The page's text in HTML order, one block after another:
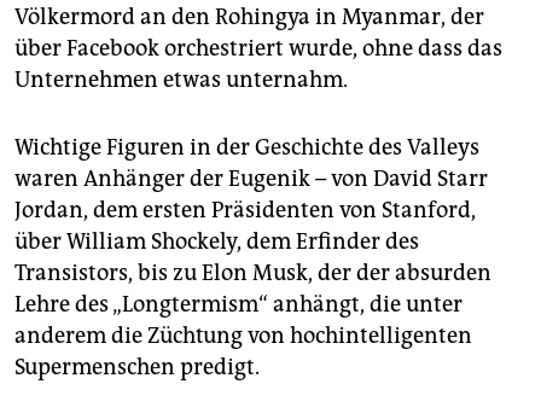
Völkermord an den Rohingya in Myanmar, der
über Face­book orchestriert wurde, ohne dass das
Unternehmen etwas unternahm.
Wichtige Figuren in der Geschichte des Valleys
waren Anhänger der Eugenik – von David Starr
Jordan, dem ersten Präsidenten von Stanford,
über William Shockely, dem Erfinder des
Transistors, bis zu Elon Musk, der der absurden
Lehre des „Longtermism“ anhängt, die unter
anderem die Züchtung von hochintelligenten
Supermenschen predigt.